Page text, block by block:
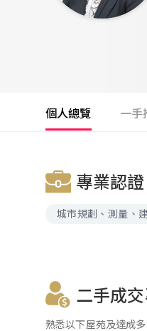
個人總覽 一手
專業認證
城市規劃、測量、
二手成
熟悉以下屋苑及達成